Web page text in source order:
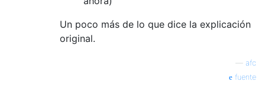
Un poco más de lo que dice la explicación
original.
afc
fuente